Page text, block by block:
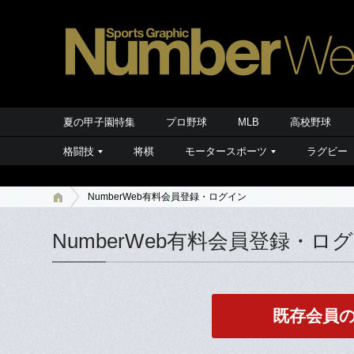
夏の甲子園特集 プロ野球 MLB 高校野球
格闘技 将棋 モータースポーツ ラグビー
NumberWeb有料会員登録・ログイン
NumberWeb有料会員登録・ロ
既存会員